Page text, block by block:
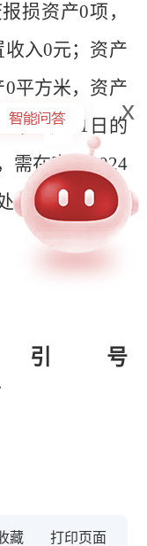
损资产0项，
收入0元；资产
0平方米，资产
4年12月 31 日的
需在完成2024
公开为 202
年
号
藏
x